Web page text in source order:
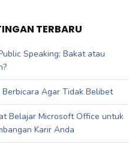
TERBARU
Speaking: Bakat atau
Berbicara Agar Tidak Belibet
Belajar Microsoft Office untuk
Karir Anda